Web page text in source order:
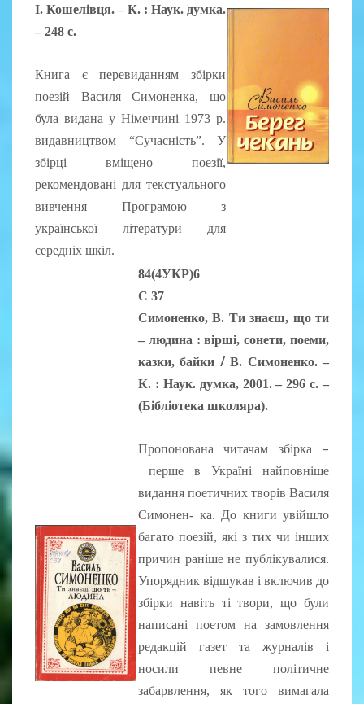
І. Кошелівця. – К. : Наук. думка.
– 248 с.
Книга є перевиданням збірки
поезій Василя Симоненка, що
була видана у Німеччині 1973 р.
видавництвом “Сучасність”. У
збірці вміщено поезії,
рекомендовані для текстуального
вивчення Програмою з
української літератури для
середніх шкіл.
84(4УКР)6
С 37
Симоненко, В. Ти знаєш, що ти
– людина : вірші, сонети, поеми,
казки, байки / В. Симоненко. –
К. : Наук. думка, 2001. – 296 с. –
(Бібліотека школяра).
Пропонована читачам збірка –
перше в Україні найповніше
видання поетичних творів Василя
Симонен- ка. До книги увійшло
багато поезій, які з тих чи інших
причин раніше не публікувалися.
Упорядник відшукав і включив до
збірки навіть ті твори, що були
написані поетом на замовлення
редакцій газет та журналів і
носили певне політичне
забарвлення, як того вимагала